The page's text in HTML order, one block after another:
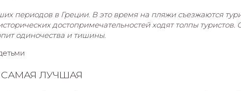
периодов в Греции. В это время на пляжи съезжаются
достопримечательностей ходят толпы туристов.
одиночества и тишины.
САМАЯ ЛУЧШАЯ